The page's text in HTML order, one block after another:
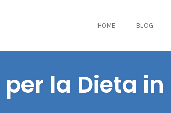
HOME BLOG
per la Dieta